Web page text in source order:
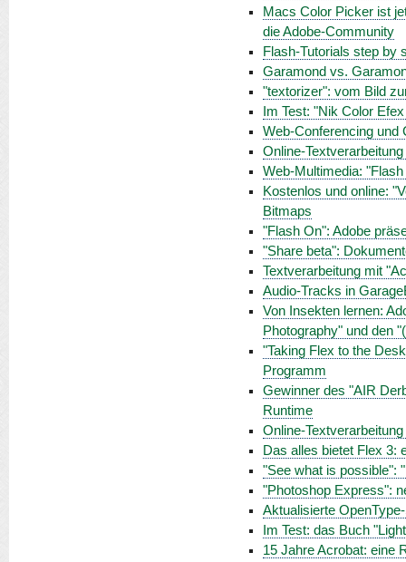
Macs Color Picker ist
die Adobe-Community
Flash-Tutorials step by
Garamond vs.
"textorizer": vom Bild
Im Test: "Nik Color
Web-Conferencing und
Online-
Web-Multimedia:
Kostenlos und online:
Bitmaps
"Flash On": Adobe
"Share beta":
Textverarbeitung mit
Audio-Tracks in
Von Insekten lernen:
Photography" und den
"Taking Flex to the
Programm
Gewinner des "AIR
Runtime
Online-
Das alles bietet Flex 3:
"See what is possible":
"Photoshop Express":
Aktualisierte
Im Test: das Buch
15 Jahre Acrobat: eine